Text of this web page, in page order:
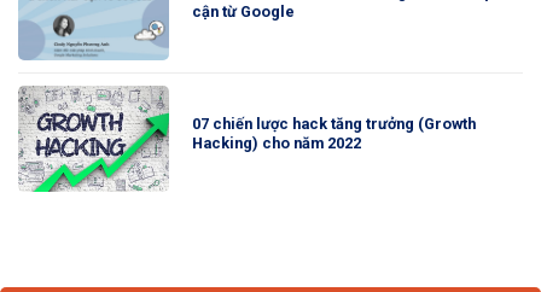
cận từ Google
07 chiến lược hack tăng trưởng (Growth
Hacking) cho năm 2022